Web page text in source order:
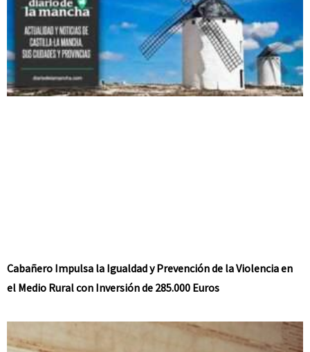
Cabañero Impulsa la Igualdad y Prevención de la Violencia en
el Medio Rural con Inversión de 285.000 Euros